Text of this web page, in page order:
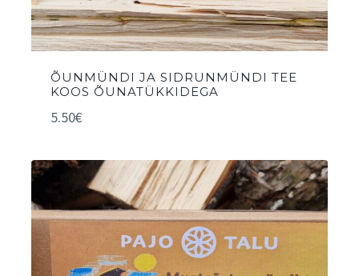
ÕUNMÜNDI JA SIDRUNMÜNDI TEE
KOOS ÕUNATÜKKIDEGA
5.50€